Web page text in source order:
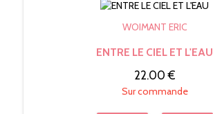
WOIMANT ERIC
ENTRE LE CIEL ET L'EAU
22.00 €
Sur commande